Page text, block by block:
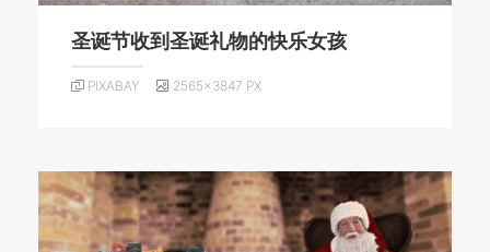
圣诞节收到圣诞礼物的快乐女孩
PIXABAY 2565×3847 PX